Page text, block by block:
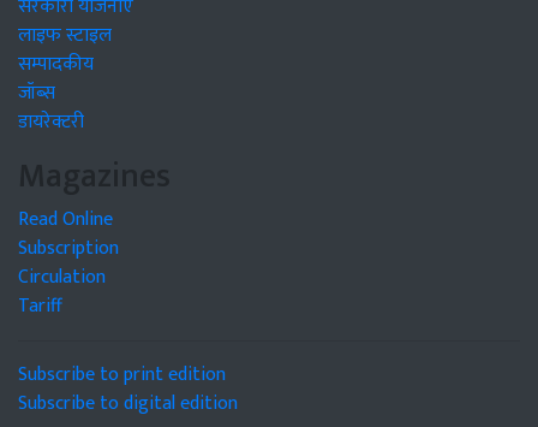
लाइफ स्टाइल
सम्पादकीय
जॉब्स
डायरेक्टरी
Magazines
Read Online
Subscription
Circulation
Tariff
Subscribe to print edition
Subscribe to digital edition